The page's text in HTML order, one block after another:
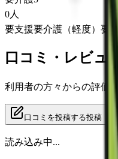
0人
要支援要介護（軽度） 要
口コミ・レビュ
利用者の方々からの評価
口コミを投稿する投稿
読み込み中...